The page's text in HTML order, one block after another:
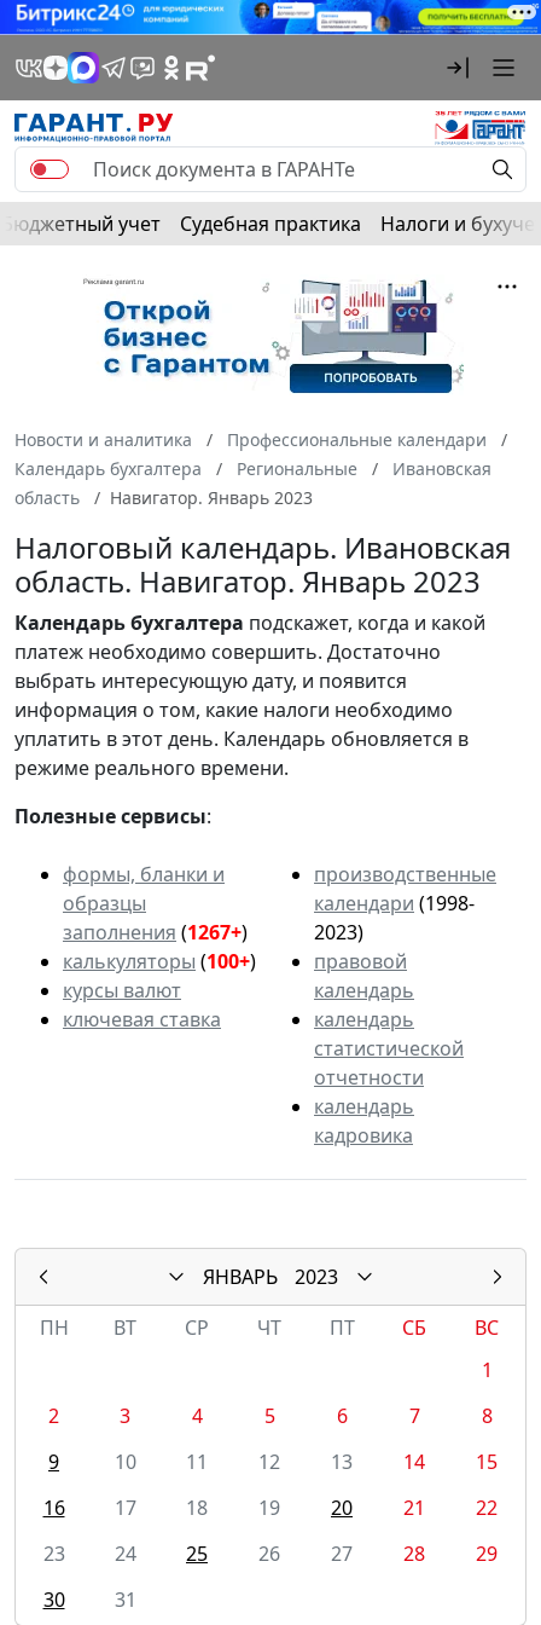
Бюджетный учет Судебная практика Налоги и
Новости и аналитика
Профессиональные календари
Календарь бухгалтера
Региональные
Ивановская
область
Навигатор. Январь 2023
Налоговый календарь. Ивановская
область. Навигатор. Январь 2023
Календарьбухгалтера подскажет, когда и какой
платеж необходимо совершить. Достаточно
выбрать интересующую дату, и появится
информация о том, какие налоги необходимо
уплатить в этот день. Календарь обновляется в
режиме реального времени.
Полезные сервисы:
формы, бланки и
образцы
заполнения (1267+)
калькуляторы (100+)
курсы валют
ключевая ставка
производственные
календари (1998-
2023)
правовой
календарь
календарь
статистической
отчетности
календарь
кадровика
ЯНВАРЬ
2023
ПН
ВТ СР ЧТ ПТ СБ
ВС
1
2
3 4 5 6 7
8
9
10 11 12 13 14
15
16
17 18 19 20 21
22
23
24 25 26 27 28
29
30
31